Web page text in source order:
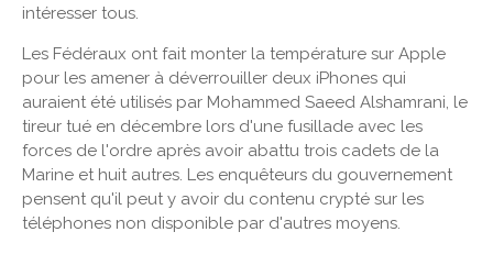
intéresser tous.
Les Fédéraux ont fait monter la température sur Apple
pour les amener à déverrouiller deux iPhones qui
auraient été utilisés par Mohammed Saeed Alshamrani, le
tireur tué en décembre lors d'une fusillade avec les
forces de l'ordre après avoir abattu trois cadets de la
Marine et huit autres. Les enquêteurs du gouvernement
pensent qu'il peut y avoir du contenu crypté sur les
téléphones non disponible par d'autres moyens.